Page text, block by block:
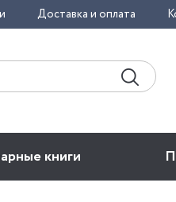
Доставка и оплата
книги